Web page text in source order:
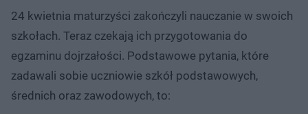
24 kwietnia maturzyści zakończyli nauczanie w swoich
szkołach. Teraz czekają ich przygotowania do
egzaminu dojrzałości. Podstawowe pytania, które
zadawali sobie uczniowie szkół podstawowych,
średnich oraz zawodowych, to: